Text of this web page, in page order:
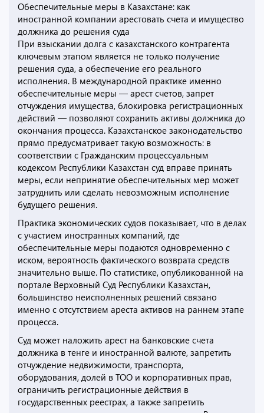
Обеспечительные меры в Казахстане: как
иностранной компании арестовать счета и имущество
должника до решения суда
При взыскании долга с казахстанского контрагента
ключевым этапом является не только получение
решения суда, а обеспечение его реального
исполнения. В международной практике именно
обеспечительные меры — арест счетов, запрет
отчуждения имущества, блокировка регистрационных
действий — позволяют сохранить активы должника до
окончания процесса. Казахстанское законодательство
прямо предусматривает такую возможность: в
соответствии с Гражданским процессуальным
кодексом Республики Казахстан суд вправе принять
меры, если непринятие обеспечительных мер может
затруднить или сделать невозможным исполнение
будущего решения.
Практика экономических судов показывает, что в делах
с участием иностранных компаний, где
обеспечительные меры подаются одновременно с
иском, вероятность фактического возврата средств
значительно выше. По статистике, опубликованной на
портале Верховный Суд Республики Казахстан,
большинство неисполненных решений связано
именно с отсутствием ареста активов на раннем этапе
процесса.
Суд может наложить арест на банковские счета
должника в тенге и иностранной валюте, запретить
отчуждение недвижимости, транспорта,
оборудования, долей в ТОО и корпоративных прав,
ограничить регистрационные действия в
государственных реестрах, а также запретить